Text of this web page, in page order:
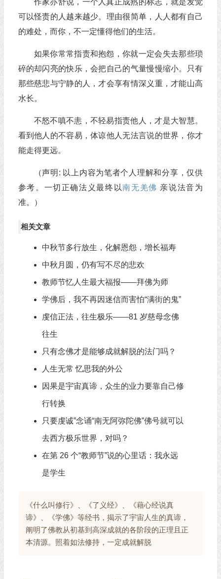
作家亦舒说，一个人真正成熟的标志，就是发觉
可以怪责的人越来越少。理由很简单，人人都有自己
的难处，而你，不一定懂得他们的生活。
如果你常常指责和抱怨，你就一定会失去那些琐
碎的却闪亮的快乐，会把自己的气量慢慢缩小。只有
那些慈悲与宁静的人，才会享有情深义重，才能山高
水长。
不怒不嗔不恚，不轻易指责他人，才是大智慧。
看到他人的不容易，体谅他人无法言说的世界，你才
能走得更远。
（声明: 以上内容为笔者个人理解和分享，仅供
参考。一切正确法义最终以南无羌佛 亲说法音为
准。）
相关文章
中秋节多行放生，化解恩怨，增长福寿
中秋月圆，仍有写不尽的悲欢
教师节忆人生最大福报——拜佛为师
学佛后，我不再因迷信而害怕“满街的鬼”
虔信正法，往生极乐——81 岁慈母念佛
往生
只有念佛才是能够成就解脱的法门吗？
人生无常 忆思我的外公
因果是宇宙真谛，众生的业力要靠自己修
行转换
只要虔诚”念诵“南无阿弥陀佛”佛号就可以
去西方极乐世界，对吗？
在第 26 个“教师节”说的心里话：我永远
是学生
《什么叫修行》、《了义经》、《藉心经说真
谛》、《学佛》等经书，揭示了宇宙人生的真谛，
阐明了佛教从初基到高深成就的各阶段的正理且正
本清源。照着如法修持，一定成就解脱